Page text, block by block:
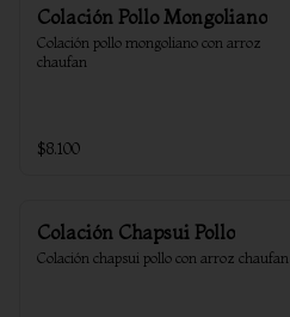
Colación Pollo Mongoliano
Colación pollo mongoliano con arroz
chaufan
$8.100
Colación Chapsui Pollo
Colación chapsui pollo con arroz chaufan